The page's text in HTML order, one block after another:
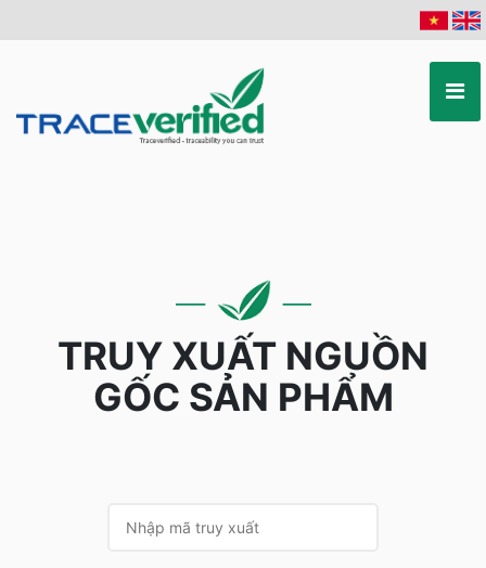
TRUY XUẤT NGUỒN
GỐC SẢN PHẨM